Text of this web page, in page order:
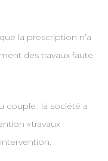
la prescription n’a
des travaux faute,
couple : la société a
« travaux
intervention.